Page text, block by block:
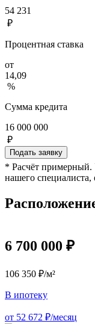
54 231
₽
Процентная ставка
от
14,09
%
Сумма кредита
16 000 000
₽
Подать заявку
* Расчёт
нашего специалиста,
6 700 000 ₽
106 350 ₽/м²
В ипотеку
от 52 672 ₽/месяц